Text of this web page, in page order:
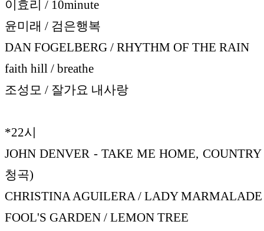
이효리 / 10minute
윤미래 / 검은행복
DAN FOGELBERG / RHYTHM OF THE RAIN
faith hill / breathe
조성모 / 잘가요 내사랑
*22시
JOHN DENVER - TAKE ME HOME,
청곡)
CHRISTINA AGUILERA / LADY MARMALADE
FOOL'S GARDEN / LEMON TREE